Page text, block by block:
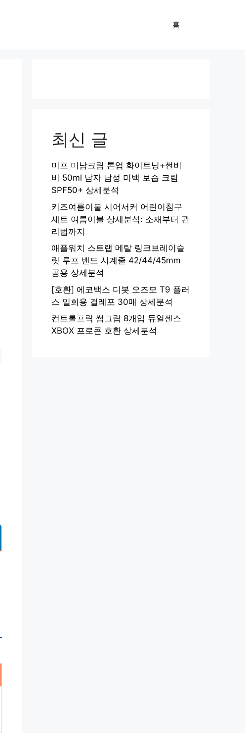
홈
최신 글
미프 미남크림 톤업 화이트닝+썬비
비 50ml 남자 남성 미백 보습 크림
SPF50+ 상세분석
키즈여름이불 시어서커 어린이침구
세트 여름이불 상세분석: 소재부터 관
리법까지
애플워치 스트랩 메탈 링크브레이슬
릿 루프 밴드 시계줄 42/44/45mm
공용 상세분석
[호환] 에코백스 디봇 오즈모 T9 플러
스 일회용 걸레포 30매 상세분석
컨트롤프릭 썸그립 8개입 듀얼센스
XBOX 프로콘 호환 상세분석